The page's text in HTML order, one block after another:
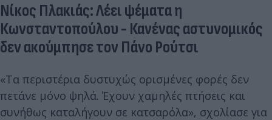
Νίκος Πλακιάς: Λέει ψέματα η
Κωνσταντοπούλου - Κανένας αστυνομικός
δεν ακούμπησε τον Πάνο Ρούτσι
«Τα περιστέρια δυστυχώς ορισμένες φορές δεν
πετάνε μόνο ψηλά. Έχουν χαμηλές πτήσεις και
συνήθως καταλήγουν σε κατσαρόλα», σχολίασε για